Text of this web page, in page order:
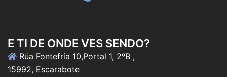
E TI DE ONDE VES SENDO?
Rúa Fontefría 10,Portal 1, 2ºB ,
15992, Escarabote